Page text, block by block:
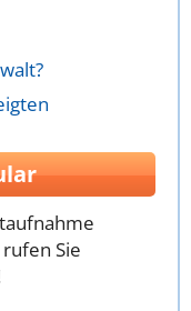
Sie